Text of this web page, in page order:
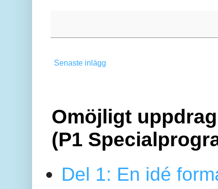
Senaste inlägg
Omöjligt
(P1
Del 1: En idé